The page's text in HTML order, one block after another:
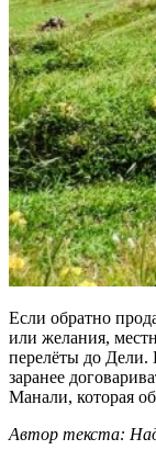
Если обратно
или желания,
перелёты до Дели.
заранее
Манали, которая
Автор текста: